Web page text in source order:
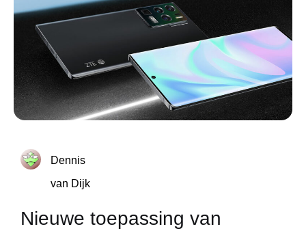
Dennis
van Dijk
Nieuwe toepassing van